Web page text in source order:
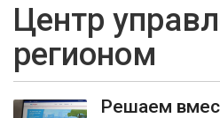
ОБЩЕСТВО
ЭКОНОМИКА
Центр
регионом
Решаем